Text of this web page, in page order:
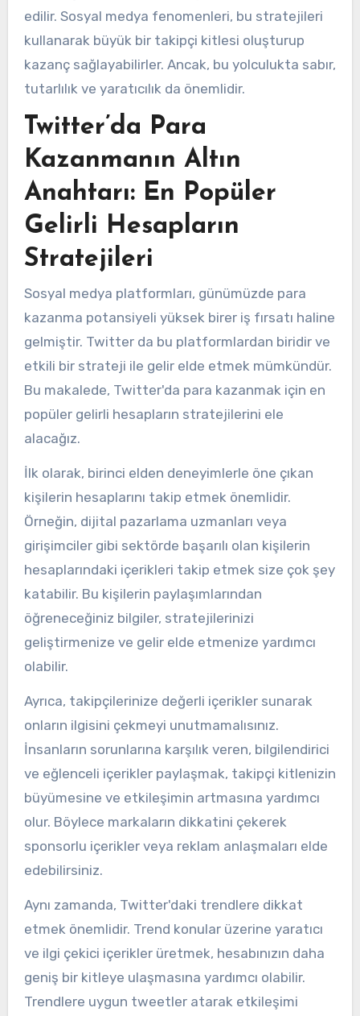
edilir. Sosyal medya fenomenleri, bu stratejileri
kullanarak büyük bir takipçi kitlesi oluşturup
kazanç sağlayabilirler. Ancak, bu yolculukta sabır,
tutarlılık ve yaratıcılık da önemlidir.
Twitter’da Para
Kazanmanın Altın
Anahtarı: En Popüler
Gelirli Hesapların
Stratejileri
Sosyal medya platformları, günümüzde para
kazanma potansiyeli yüksek birer iş fırsatı haline
gelmiştir. Twitter da bu platformlardan biridir ve
etkili bir strateji ile gelir elde etmek mümkündür.
Bu makalede, Twitter'da para kazanmak için en
popüler gelirli hesapların stratejilerini ele
alacağız.
İlk olarak, birinci elden deneyimlerle öne çıkan
kişilerin hesaplarını takip etmek önemlidir.
Örneğin, dijital pazarlama uzmanları veya
girişimciler gibi sektörde başarılı olan kişilerin
hesaplarındaki içerikleri takip etmek size çok şey
katabilir. Bu kişilerin paylaşımlarından
öğreneceğiniz bilgiler, stratejilerinizi
geliştirmenize ve gelir elde etmenize yardımcı
olabilir.
Ayrıca, takipçilerinize değerli içerikler sunarak
onların ilgisini çekmeyi unutmamalısınız.
İnsanların sorunlarına karşılık veren, bilgilendirici
ve eğlenceli içerikler paylaşmak, takipçi kitlenizin
büyümesine ve etkileşimin artmasına yardımcı
olur. Böylece markaların dikkatini çekerek
sponsorlu içerikler veya reklam anlaşmaları elde
edebilirsiniz.
Aynı zamanda, Twitter'daki trendlere dikkat
etmek önemlidir. Trend konular üzerine yaratıcı
ve ilgi çekici içerikler üretmek, hesabınızın daha
geniş bir kitleye ulaşmasına yardımcı olabilir.
Trendlere uygun tweetler atarak etkileşimi